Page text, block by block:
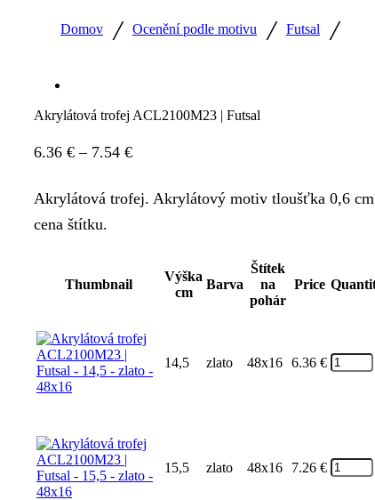
Domov / Ocenění podle motivu / Futsal /
Akrylátová trofej ACL2100M23 | Futsal
6.36 € – 7.54 €
Akrylátová trofej. Akrylátový motiv tloušťka 0,6
cena štítku.
Thumbnail
Výška
cm
Barva
Štítek
na
pohár
Price
14,5 zlato 48x16 6.36 €
15,5 zlato 48x16 7.26 €